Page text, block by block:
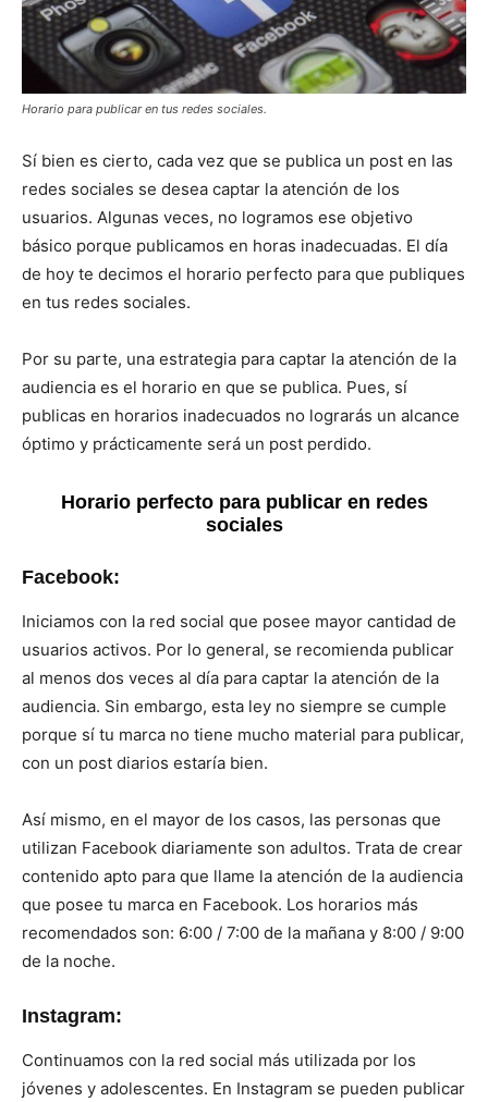
Horario para publicar en tus redes sociales.
Sí bien es cierto, cada vez que se publica un post en las
redes sociales se desea captar la atención de los
usuarios. Algunas veces, no logramos ese objetivo
básico porque publicamos en horas inadecuadas. El día
de hoy te decimos el horario perfecto para que publiques
en tus redes sociales.
Por su parte, una estrategia para captar la atención de la
audiencia es el horario en que se publica. Pues, sí
publicas en horarios inadecuados no lograrás un alcance
óptimo y prácticamente será un post perdido.
Horario perfecto para publicar en redes
sociales
Facebook:
Iniciamos con la red social que posee mayor cantidad de
usuarios activos. Por lo general, se recomienda publicar
al menos dos veces al día para captar la atención de la
audiencia. Sin embargo, esta ley no siempre se cumple
porque sí tu marca no tiene mucho material para publicar,
con un post diarios estaría bien.
Así mismo, en el mayor de los casos, las personas que
utilizan Facebook diariamente son adultos. Trata de crear
contenido apto para que llame la atención de la audiencia
que posee tu marca en Facebook. Los horarios más
recomendados son: 6:00 / 7:00 de la mañana y 8:00 / 9:00
de la noche.
Instagram:
Continuamos con la red social más utilizada por los
jóvenes y adolescentes. En Instagram se pueden publicar